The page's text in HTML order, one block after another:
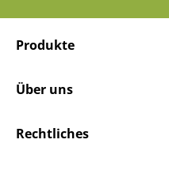
Produkte
Über uns
Rechtliches